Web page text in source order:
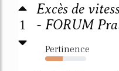
1
Excès de
- FORUM
Pertinence
43%